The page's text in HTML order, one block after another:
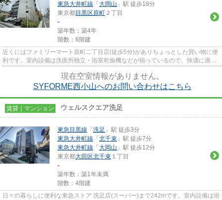
東急大井町線 「 大岡山 」駅 徒歩18分
東京都目黒区原町 ２丁目
-
築年数：築4年
階数：6階建
近くにはファミリーマート原町二丁目店(徒歩5分)がありちょっとした買い物に便
利です。室内設備は洗面所独立・浴室乾燥機などが揃っているので、快適に過ご
現在空室情報がありません。
SYFORME西小山へのお問い合わせはこちら
賃貸｜マンション ウェルスクエア洗足
東急目黒線 「 洗足 」駅 徒歩3分
東急大井町線 「 北千束 」駅 徒歩7分
東急大井町線 「 大岡山 」駅 徒歩12分
東京都大田区北千束 １丁目
-
築年数：築1年未満
階数：4階建
日々の暮らしに便利な東急ストア 洗足店(スーパー)まで242mです。室内設備は浴